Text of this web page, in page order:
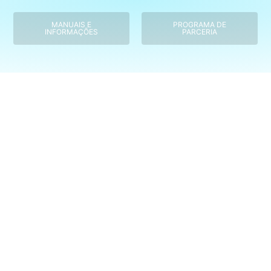
MANUAIS E
INFORMAÇÕES
PROGRAMA DE
PARCERIA